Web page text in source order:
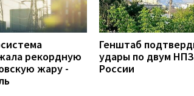
рекордную
жару -
Генштаб
удары по двум
России